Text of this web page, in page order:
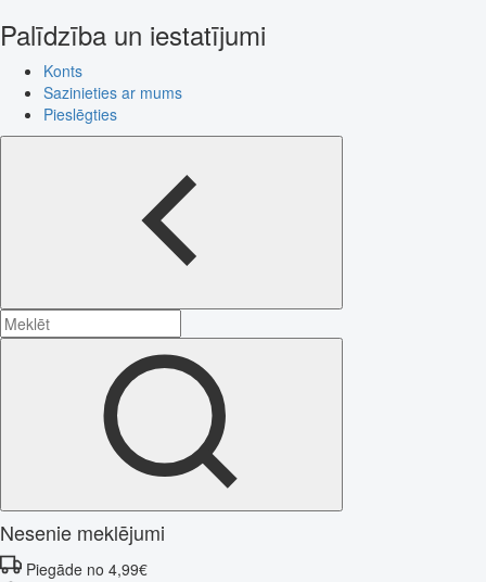
Palīdzība un iestatījumi
Konts
Sazinieties ar mums
Pieslēgties
Nesenie meklējumi
Piegāde no 4,99€